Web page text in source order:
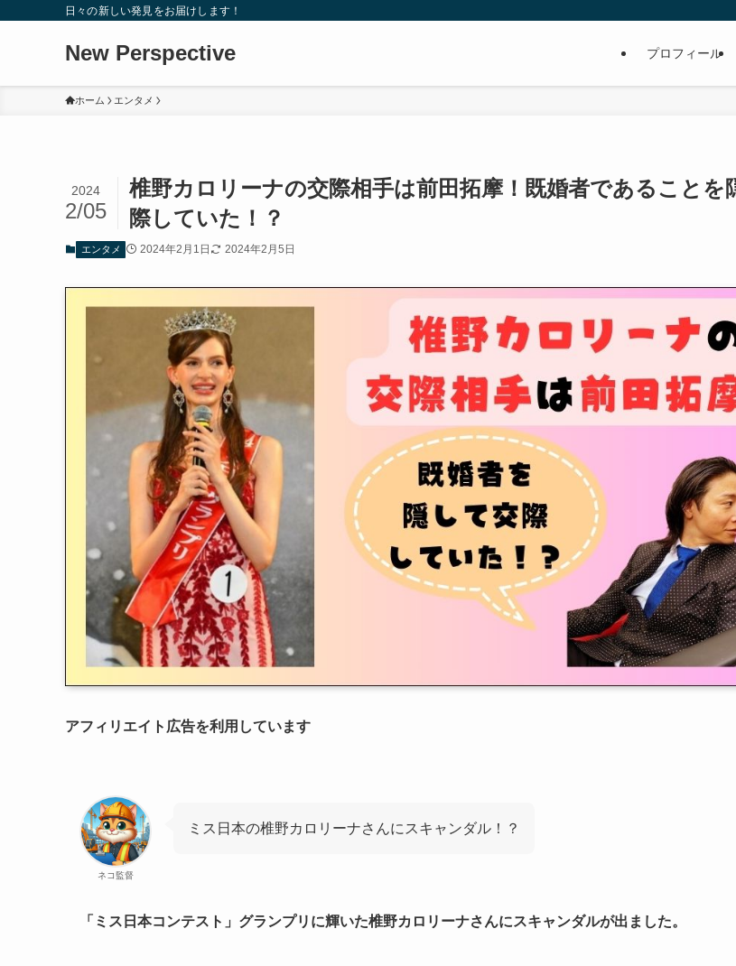
日々の新しい発見をお届けします！
New Perspective プロフィール
ホーム エンタメ
椎野カロリーナの交際相手は前田拓摩！既婚者であることを
際していた！？
2024
2/05
エンタメ 2024年2月1日 2024年2月5日
アフィリエイト広告を利用しています
ネコ監督
ミス日本の椎野カロリーナさんにスキャンダル！？
「ミス日本コンテスト」グランプリに輝いた椎野カロリーナさんにスキャンダルが出ました。